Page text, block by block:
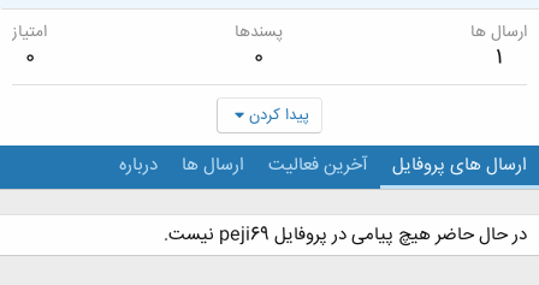
ارسال ها
1
پسندها
0
امتیاز
0
پیدا کردن
ارسال های پروفایل آخرین فعالیت ارسال ها درباره
در حال حاضر هیچ پیامی در پروفایل peji69 نیست.